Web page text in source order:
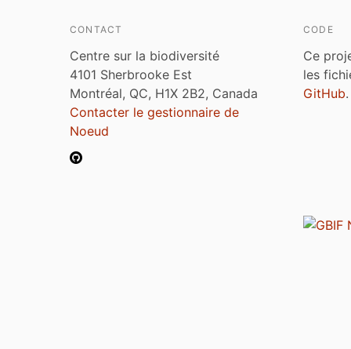
CONTACT
Centre sur la biodiversité
4101 Sherbrooke Est
Montréal, QC, H1X 2B2, Canada
Contacter le gestionnaire de
Noeud
CODE
Ce
les
GitHub.